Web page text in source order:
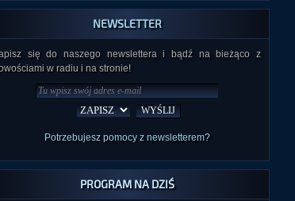
NEWSLETTER
się do naszego newslettera i bądź na bieżąco z
w radiu i na stronie!
Potrzebujesz pomocy z newsletterem?
PROGRAM NA DZIŚ